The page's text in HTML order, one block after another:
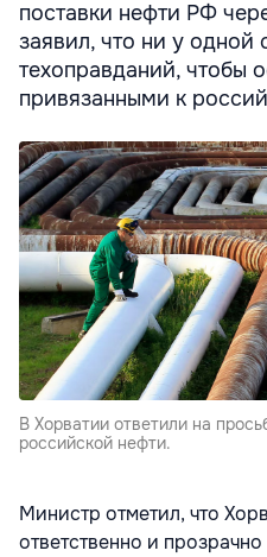
поставки нефти РФ
заявил, что ни у одной
техоправданий, чтобы
привязанными к
В Хорватии ответили на
российской нефти.
Министр отметил, что
ответственно и